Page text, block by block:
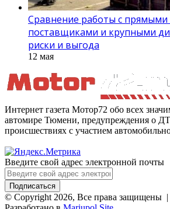
Сравнение работы с
поставщиками и крупными
риски и выгода
12 мая
Интернет газета Мотор72 обо всех
автомире Тюмени, предупреждения о
происшествиях с участием
Введите свой адрес электронной почты
© Copyright 2026, Все права защищены |